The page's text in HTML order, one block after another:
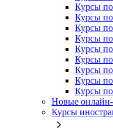
Курсы
Курсы
Курсы
Курсы
Курсы
Курсы
Курсы
Курсы
Курсы по
Новые
Курсы